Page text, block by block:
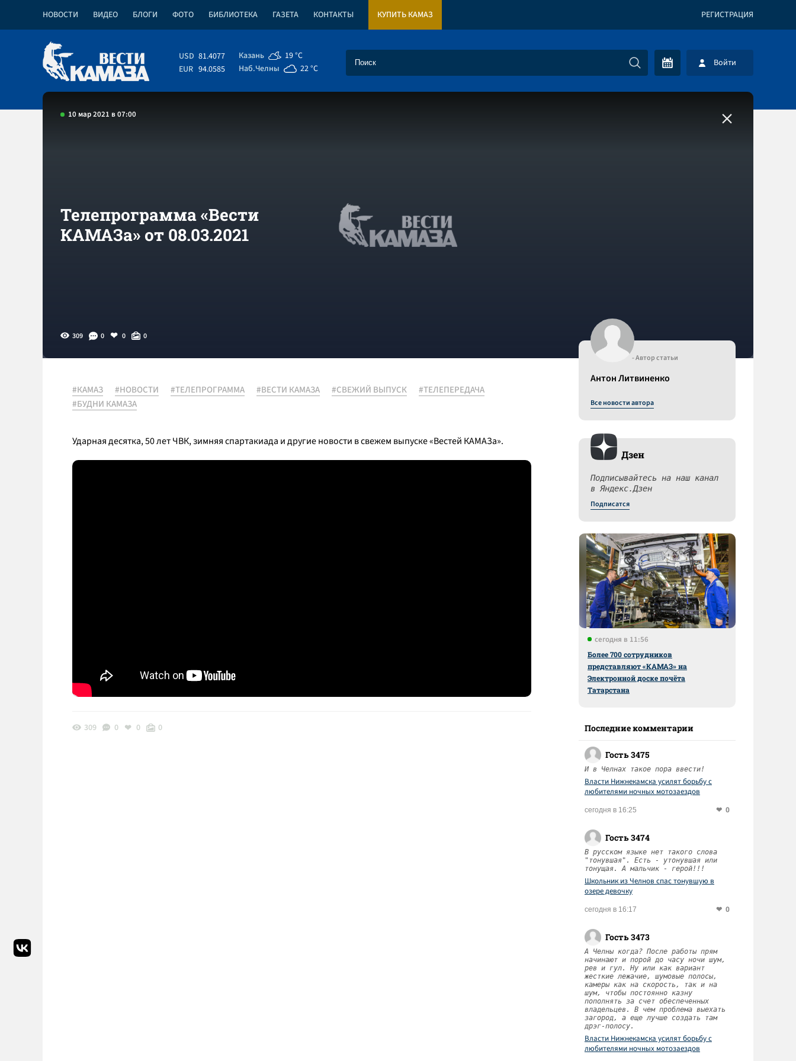
НОВОСТИ ВИДЕО БЛОГИ ФОТО БИБЛИОТЕКА ГАЗЕТА КОНТАКТЫ КУПИТЬ КАМАЗ РЕГИСТРАЦИЯ
USD 81.4077
EUR 94.0585
Казань
19 °C
Наб.Челны
22 °C Войти
10 мар 2021 в 07:00
Телепрограмма «Вести
КАМАЗа» от 08.03.2021
309 0 0 0
#КАМАЗ #НОВОСТИ #ТЕЛЕПРОГРАММА #ВЕСТИ КАМАЗА #СВЕЖИЙ ВЫПУСК
#ТЕЛЕПЕРЕДАЧА
#БУДНИ КАМАЗА
Ударная десятка, 50 лет ЧВК, зимняя спартакиада и другие новости в свежем выпуске «Вестей КАМАЗа».
309 0 0 0
- Автор статьи
Антон Литвиненко
Все новости автора
Дзен
Подписывайтесь на наш канал
в Яндекс.Дзен
Подписатся
сегодня в 11:56
Более 700 сотрудников
представляют «КАМАЗ» на
Электронной доске почёта
Татарстана
Последние комментарии
Гость 3475
И в Челнах такое пора ввести!
Власти Нижнекамска усилят борьбу с
любителями ночных мотозаездов
сегодня в 16:25 0
Гость 3474
В русском языке нет такого слова
"тонувшая". Есть - утонувшая или
тонущая. А мальчик - герой!!!
Школьник из Челнов спас тонувшую в
озере девочку
сегодня в 16:17 0
Гость 3473
А Челны когда? После работы прям
начинают и порой до часу ночи шум,
рев и гул. Ну или как вариант
жесткие лежачие, шумовые полосы,
камеры как на скорость, так и на
шум, чтобы постоянно казну
пополнять за счет обеспеченных
владельцев. В чем проблема выехать
загород, а еще лучше создать там
дрэг-полосу.
Власти Нижнекамска усилят борьбу с
любителями ночных мотозаездов